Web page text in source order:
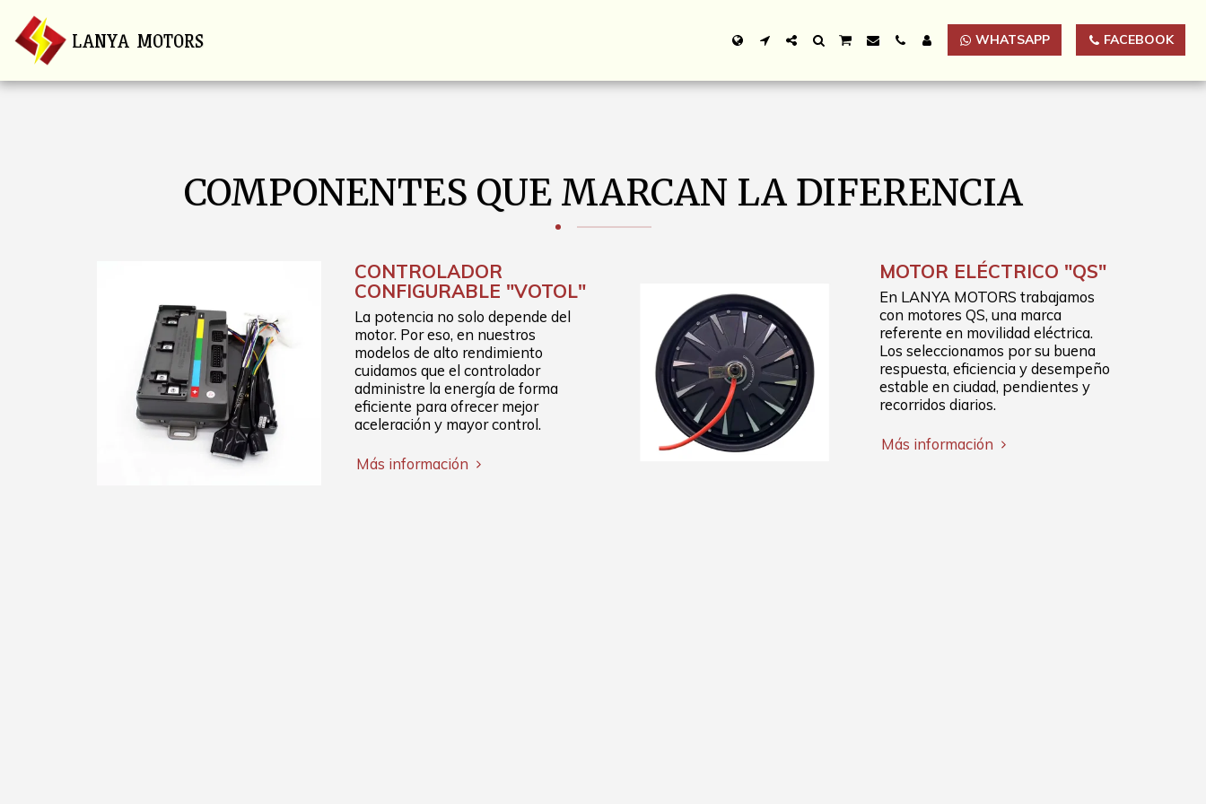
LANYA MOTORS WHATSAPP FACEBOOK
COMPONENTES QUE MARCAN LA DIFERENCIA
CONTROLADOR
CONFIGURABLE "VOTOL"
La potencia no solo depende del
motor. Por eso, en nuestros
modelos de alto rendimiento
cuidamos que el controlador
administre la energía de forma
eficiente para ofrecer mejor
aceleración y mayor control.
Más información
MOTOR ELÉCTRICO "QS"
En LANYA MOTORS trabajamos
con motores QS, una marca
referente en movilidad eléctrica.
Los seleccionamos por su buena
respuesta, eficiencia y desempeño
estable en ciudad, pendientes y
recorridos diarios.
Más información